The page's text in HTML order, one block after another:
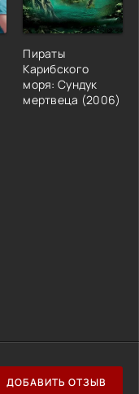
Пираты
Карибского
моря: Сундук
мертвеца (2006)
ДОБАВИТЬ ОТЗЫВ